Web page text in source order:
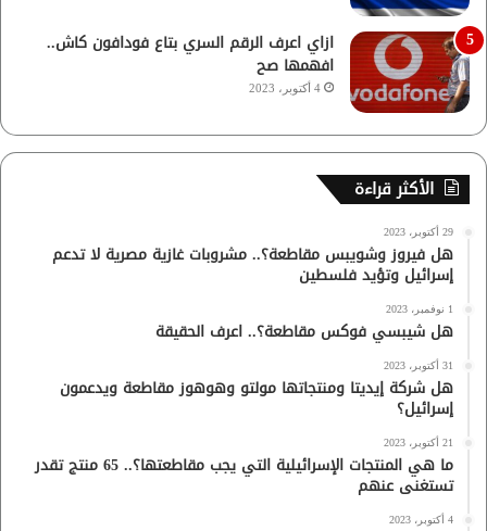
ازاي اعرف الرقم السري بتاع فودافون كاش..
افهمها صح
4 أكتوبر، 2023
الأكثر قراءة
29 أكتوبر، 2023
هل فيروز وشويبس مقاطعة؟.. مشروبات غازية مصرية لا تدعم
إسرائيل وتؤيد فلسطين
1 نوفمبر، 2023
هل شيبسي فوكس مقاطعة؟.. اعرف الحقيقة
31 أكتوبر، 2023
هل شركة إيديتا ومنتجاتها مولتو وهوهوز مقاطعة ويدعمون
إسرائيل؟
21 أكتوبر، 2023
ما هي المنتجات الإسرائيلية التي يجب مقاطعتها؟.. 65 منتج تقدر
تستغنى عنهم
4 أكتوبر، 2023